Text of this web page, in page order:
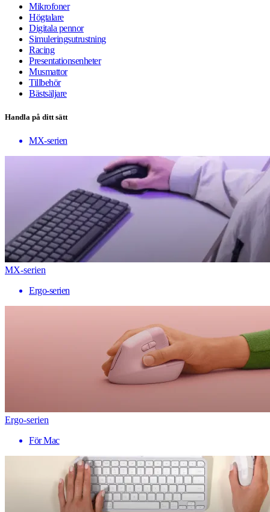
Mikrofoner
Högtalare
Digitala pennor
Simuleringsutrustning
Racing
Presentationsenheter
Musmattor
Tillbehör
Bästsäljare
Handla på ditt sätt
MX-serien
MX-serien
Ergo-serien
Ergo-serien
För Mac